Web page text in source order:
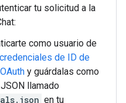
tu solicitud a la
como usuario de
de ID de
y guárdalas como
llamado
en tu